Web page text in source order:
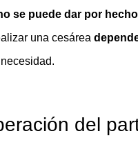
se puede dar por
una cesárea
del